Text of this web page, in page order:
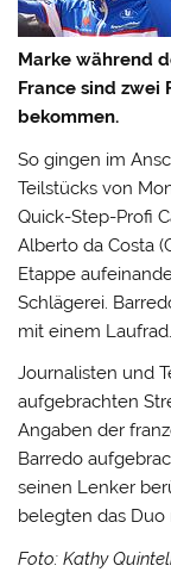
Marke während
France sind zwei
bekommen.
So gingen im
Teilstücks von
Quick-Step-Profi
Alberto da Costa
Etappe
Schlägerei.
mit einem Laufrad.
Journalisten und
aufgebrachten
Angaben der
Barredo
seinen Lenker
belegten das Duo
Foto: Kathy